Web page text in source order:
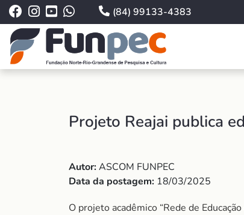
(84) 99133-4383
Projeto Reajai publica
Autor:ASCOM FUNPEC
Data da postagem: 18/03/2025
O projeto acadêmico “Rede de